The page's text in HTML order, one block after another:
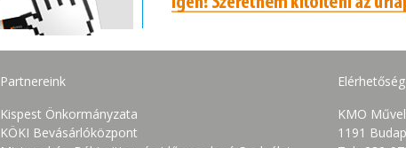
Partnereink
Kispest Önkormányzata
KÖKI Bevásárlóközpont
Elérhetőség
KMO
1191